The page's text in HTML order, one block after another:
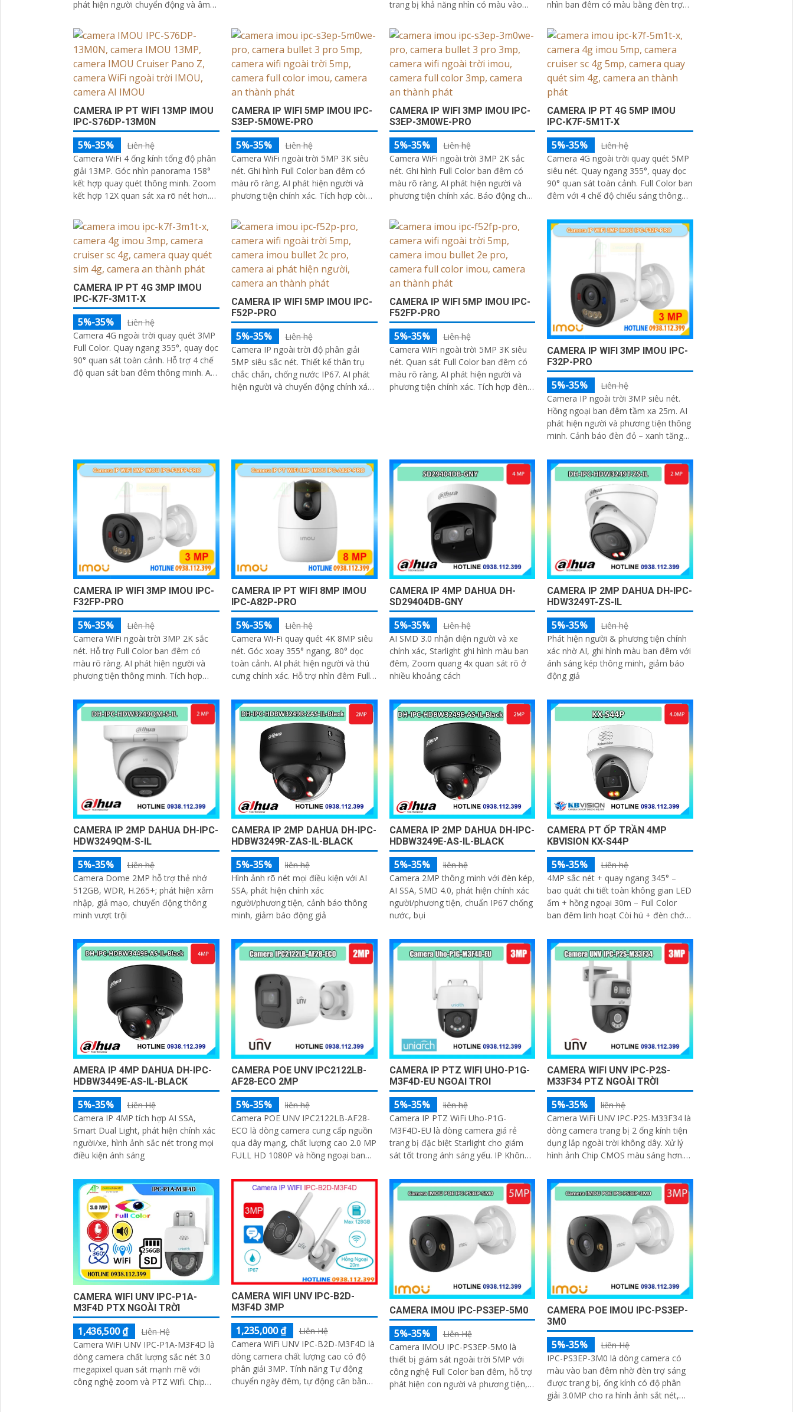
phát hiện người chuyển động và âm
chiều, hồng ngoại tầm xa ban đêm
10m hỗ trợ thẻ nhớ MicroSD 256GB
ONVIF và điều khiển từ xa qua ứng
dụng DMSS
trang bị khả năng nhìn có màu vào
phát hiện chuyển động và phân biệt
được người và phương tiện, ống kính
4
nhìn ban đêm có màu bằng đèn trợ
HikAI-ISP, có tính năng AI giúp nhận
diện người và phương tiện, tích hợp
micro kép
CAMERA IP PT WIFI 13MP IMOU
IPC-S76DP-13M0N
5%-35%
Liên hệ
Camera WiFi 4 ống kính tổng độ phân
giải 13MP. Góc nhìn panorama 158°
kết hợp quay quét thông minh. Zoom
kết hợp 12X quan sát xa rõ nét hơn.
sáng thông minh
CAMERA IP WIFI 5MP IMOU IPC-
S3EP-5M0WE-PRO
5%-35%
Liên hệ
Camera WiFi ngoài trời 5MP 3K siêu
nét. Ghi hình Full Color ban đêm có
màu rõ ràng. AI phát hiện người và
phương tiện chính xác. Tích hợp còi
CAMERA IP WIFI 3MP IMOU IPC-
S3EP-3M0WE-PRO
5%-35%
Liên hệ
Camera WiFi ngoài trời 3MP 2K sắc
nét. Ghi hình Full Color ban đêm có
màu rõ ràng. AI phát hiện người và
phương tiện chính xác. Báo động chủ
CAMERA IP PT 4G 5MP IMOU
IPC-K7F-5M1T-X
5%-35%
Liên hệ
Camera 4G ngoài trời quay quét 5MP
siêu nét. Quay ngang 355°, quay dọc
90° quan sát toàn cảnh. Full Color ban
đêm với 4 chế độ chiếu sáng thông
và Smart Tracking
CAMERA IP PT 4G 3MP IMOU
IPC-K7F-3M1T-X
5%-35%
Liên hệ
Camera 4G ngoài trời quay quét 3MP
Full Color. Quay ngang 355°, quay dọc
90° quan sát toàn cảnh. Hỗ trợ 4 chế
độ quan sát ban đêm thông minh. AI
CAMERA IP WIFI 5MP IMOU IPC-
F52P-PRO
5%-35%
Liên hệ
Camera IP ngoài trời độ phân giải
5MP siêu sắc nét. Thiết kế thân trụ
chắc chắn, chống nước IP67. AI phát
hiện người và chuyển động chính xác.
CAMERA IP WIFI 5MP IMOU IPC-
F52FP-PRO
5%-35%
Liên hệ
Camera WiFi ngoài trời 5MP 3K siêu
nét. Quan sát Full Color ban đêm có
màu rõ ràng. AI phát hiện người và
phương tiện chính xác. Tích hợp đèn
CAMERA IP WIFI 3MP IMOU IPC-
F32P-PRO
5%-35%
Liên hệ
Camera IP ngoài trời 3MP siêu nét.
Hồng ngoại ban đêm tầm xa 25m. AI
phát hiện người và phương tiện thông
minh. Cảnh báo đèn đỏ – xanh tăng
ràng
CAMERA IP WIFI 3MP IMOU IPC-
F32FP-PRO
5%-35%
Liên hệ
Camera WiFi ngoài trời 3MP 2K sắc
nét. Hỗ trợ Full Color ban đêm có
màu rõ ràng. AI phát hiện người và
phương tiện thông minh. Tích hợp
nhập
CAMERA IP PT WIFI 8MP IMOU
IPC-A82P-PRO
5%-35%
Liên hệ
Camera Wi-Fi quay quét 4K 8MP siêu
nét. Góc xoay 355° ngang, 80° dọc
toàn cảnh. AI phát hiện người và thú
cưng chính xác. Hỗ trợ nhìn đêm Full-
tiện lợi từ xa
CAMERA IP 4MP DAHUA DH-
SD29404DB-GNY
5%-35%
Liên hệ
AI SMD 3.0 nhận diện người và xe
chính xác, Starlight ghi hình màu ban
đêm, Zoom quang 4x quan sát rõ ở
nhiều khoảng cách
CAMERA IP 2MP DAHUA DH-IPC-
HDW3249T-ZS-IL
5%-35%
Liên hệ
Phát hiện người & phương tiện chính
xác nhờ AI, ghi hình màu ban đêm với
ánh sáng kép thông minh, giảm báo
động giả
CAMERA IP 2MP DAHUA DH-IPC-
HDW3249QM-S-IL
5%-35%
Liên hệ
Camera Dome 2MP hỗ trợ thẻ nhớ
512GB, WDR, H.265+; phát hiện xâm
nhập, giả mạo, chuyển động thông
minh vượt trội
CAMERA IP 2MP DAHUA DH-IPC-
HDBW3249R-ZAS-IL-BLACK
5%-35%
liên hệ
Hình ảnh rõ nét mọi điều kiện với AI
SSA, phát hiện chính xác
người/phương tiện, cảnh báo thông
minh, giảm báo động giả
CAMERA IP 2MP DAHUA DH-IPC-
HDBW3249E-AS-IL-BLACK
5%-35%
liên hệ
Camera 2MP thông minh với đèn kép,
AI SSA, SMD 4.0, phát hiện chính xác
người/phương tiện, chuẩn IP67 chống
nước, bụi
CAMERA PT ỐP TRẦN 4MP
KBVISION KX-S44P
5%-35%
Liên hệ
4MP sắc nét + quay ngang 345° –
bao quát chi tiết toàn không gian LED
ấm + hồng ngoại 30m – Full Color
ban đêm linh hoạt Còi hú + đèn chớp
tức thì
AMERA IP 4MP DAHUA DH-IPC-
HDBW3449E-AS-IL-BLACK
5%-35%
Liên Hệ
Camera IP 4MP tích hợp AI SSA,
Smart Dual Light, phát hiện chính xác
người/xe, hình ảnh sắc nét trong mọi
điều kiện ánh sáng
CAMERA POE UNV IPC2122LB-
AF28-ECO 2MP
5%-35%
liên hệ
Camera POE UNV IPC2122LB-AF28-
ECO là dòng camera cung cấp nguồn
qua dây mạng, chất lượng cao 2.0 MP
FULL HD 1080P và hồng ngoại ban
CAMERA IP PTZ WIFI UHO-P1G-
M3F4D-EU NGOAI TROI
5%-35%
liên hệ
Camera IP PTZ WiFi Uho-P1G-
M3F4D-EU là dòng camera giá rẻ
trang bị đặc biệt Starlight cho giám
sát tốt trong ánh sáng yếu. IP Không
lite
CAMERA WIFI UNV IPC-P2S-
M33F34 PTZ NGOÀI TRỜI
5%-35%
liên hệ
Camera WiFi UNV IPC-P2S-M33F34 là
dòng camera trang bị 2 ống kính tiện
dụng lắp ngoài trời không dây. Xử lý
hình ảnh Chip CMOS màu sáng hơn.
30m
CAMERA WIFI UNV IPC-P1A-
M3F4D PTX NGOÀI TRỜI
1,436,500 ₫
Liên Hệ
Camera WiFi UNV IPC-P1A-M3F4D là
dòng camera chất lượng sắc nét 3.0
megapixel quan sát mạnh mẽ với
công nghệ zoom và PTZ Wifi. Chip
CAMERA WIFI UNV IPC-B2D-
M3F4D 3MP
1,235,000 ₫
Liên Hệ
Camera WiFi UNV IPC-B2D-M3F4D là
dòng camera chất lượng cao có độ
phân giải 3MP. Tính năng Tự động
chuyển ngày đêm, tự động cân bằng
CAMERA IMOU IPC-PS3EP-5M0
5%-35%
Liên Hệ
Camera IMOU IPC-PS3EP-5M0 là
thiết bị giám sát ngoài trời 5MP với
công nghệ Full Color ban đêm, hỗ trợ
phát hiện con người và phương tiện,
CAMERA POE IMOU IPC-PS3EP-
3M0
5%-35%
Liên Hệ
IPC-PS3EP-3M0 là dòng camera có
màu vào ban đêm nhờ đèn trợ sáng
được trang bị, ống kính có độ phân
giải 3.0MP cho ra hình ảnh sắt nét,